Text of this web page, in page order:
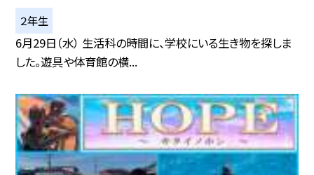
２年生
6月29日（水） 生活科の時間に、学校にいる生き物を探しま
した。遊具や体育館の横...